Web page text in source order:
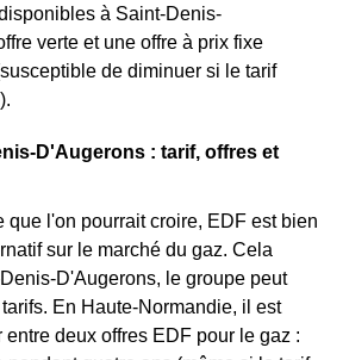
à Saint-Denis-
verte et une offre à prix fixe
de diminuer si le tarif
D'Augerons : tarif, offres et
que l'on pourrait croire, EDF est bien
sur le marché du gaz. Cela
D'Augerons, le groupe peut
En Haute-Normandie, il est
deux offres EDF pour le gaz :